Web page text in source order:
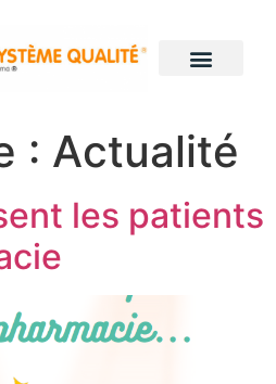
: Actualité
les patients